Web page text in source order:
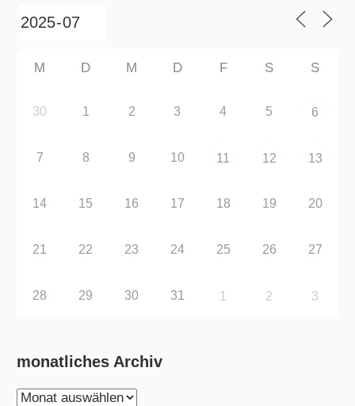
M D M D F S S
30 1 2 3 4 5 6
7 8 9 10 11 12 13
14 15 16 17 18 19 20
21 22 23 24 25 26 27
28 29 30 31 1 2 3
monatliches Archiv
monatliches